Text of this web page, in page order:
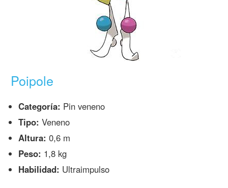
Poipole
Categoría: Pin veneno
Tipo: Veneno
Altura: 0,6 m
Peso: 1,8 kg
Habilidad: Ultraimpulso